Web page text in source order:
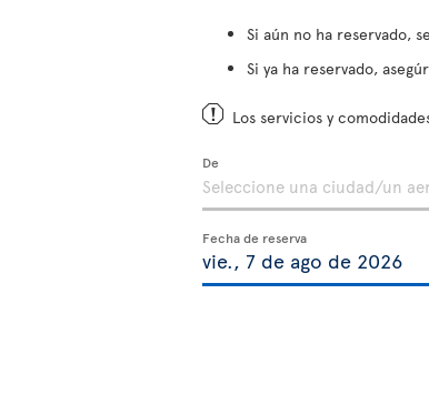
Si aún no ha reservado,
Si ya ha reservado,
Los servicios y
De
Fecha de reserva